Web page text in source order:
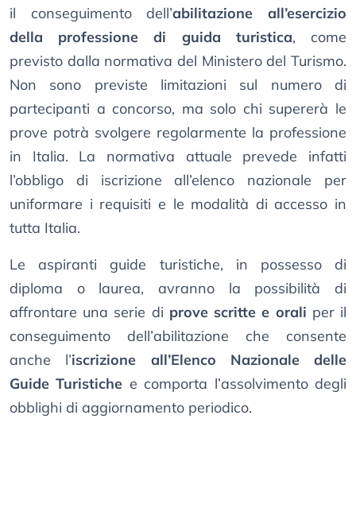
il conseguimento dell’abilitazione all’esercizio
della professione di guida turistica, come
previsto dalla normativa del Ministero del Turismo.
Non sono previste limitazioni sul numero di
partecipanti a concorso, ma solo chi supererà le
prove potrà svolgere regolarmente la professione
in Italia. La normativa attuale prevede infatti
l’obbligo di iscrizione all’elenco nazionale per
uniformare i requisiti e le modalità di accesso in
tutta Italia.
Le aspiranti guide turistiche, in possesso di
diploma o laurea, avranno la possibilità di
affrontare una serie di prove scritte e orali per il
conseguimento dell’abilitazione che consente
anche l’iscrizione all’Elenco Nazionale delle
Guide Turistiche e comporta l’assolvimento degli
obblighi di aggiornamento periodico.